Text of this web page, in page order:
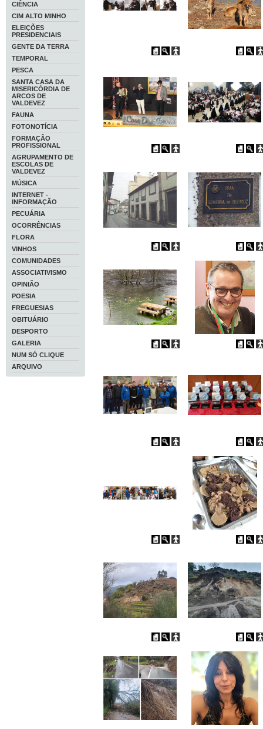
CIÊNCIA
CIM ALTO MINHO
ELEIÇÕES
PRESIDENCIAIS
GENTE DA TERRA
TEMPORAL
PESCA
SANTA CASA DA
MISERICÓRDIA DE
ARCOS DE
VALDEVEZ
FAUNA
FOTONOTÍCIA
FORMAÇÃO
PROFISSIONAL
AGRUPAMENTO DE
ESCOLAS DE
VALDEVEZ
MÚSICA
INTERNET -
INFORMAÇÃO
PECUÁRIA
OCORRÊNCIAS
FLORA
VINHOS
COMUNIDADES
ASSOCIATIVISMO
OPINIÃO
POESIA
FREGUESIAS
OBITUÁRIO
DESPORTO
GALERIA
NUM SÓ CLIQUE
ARQUIVO